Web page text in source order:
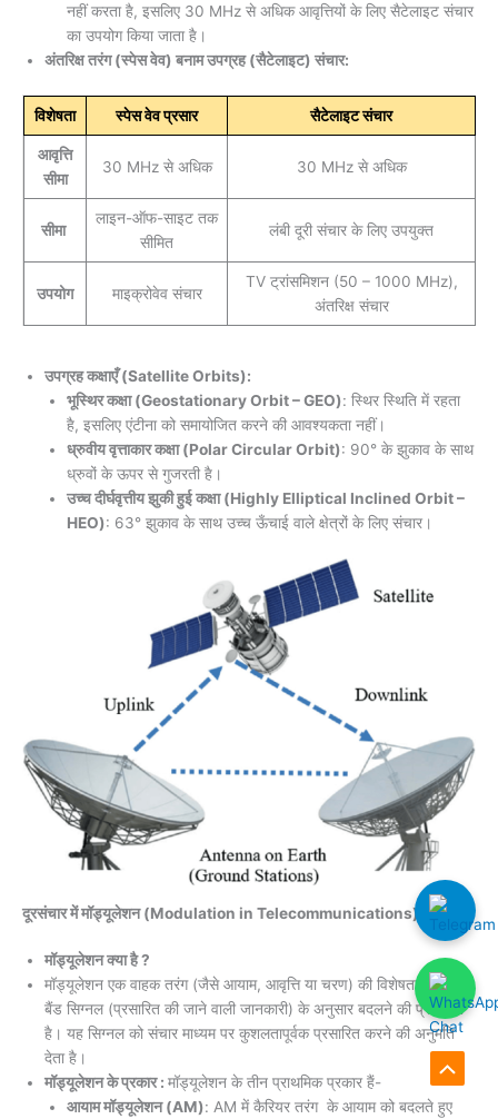
नहीं करता है, इसलिए 30 MHz से अधिक आवृत्तियों के लिए सैटेलाइट संचार
का उपयोग किया जाता है।
अंतरिक्ष तरंग (स्पेस वेव) बनाम उपग्रह (सैटेलाइट) संचार:
विशेषता स्पेस वेव प्रसार सैटेलाइट संचार
आवृत्ति
सीमा
30 MHz से अधिक 30 MHz से अधिक
सीमा
लाइन-ऑफ-साइट तक
सीमित
लंबी दूरी संचार के लिए उपयुक्त
उपयोग माइक्रोवेव संचार
TV ट्रांसमिशन (50 – 1000 MHz),
अंतरिक्ष संचार
उपग्रह कक्षाएँ (Satellite Orbits):
भूस्थिर कक्षा (Geostationary Orbit – GEO): स्थिर स्थिति में रहता
है, इसलिए एंटीना को समायोजित करने की आवश्यकता नहीं।
ध्रुवीय वृत्ताकार कक्षा (Polar Circular Orbit): 90° के झुकाव के साथ
ध्रुवों के ऊपर से गुजरती है।
उच्च दीर्घवृत्तीय झुकी हुई कक्षा (Highly Elliptical Inclined Orbit –
HEO): 63° झुकाव के साथ उच्च ऊँचाई वाले क्षेत्रों के लिए संचार।
दूरसंचार में मॉड्यूलेशन (Modulation in Telecommunications)
मॉड्यूलेशन क्या है ?
मॉड्यूलेशन एक वाहक तरंग (जैसे आयाम, आवृत्ति या चरण) की विशेषताओं को बेस
बैंड सिग्नल (प्रसारित की जाने वाली जानकारी) के अनुसार बदलने की प्रक्रिया
है। यह सिग्नल को संचार माध्यम पर कुशलतापूर्वक प्रसारित करने की अनुमति
देता है।
मॉड्यूलेशन के प्रकार : मॉड्यूलेशन के तीन प्राथमिक प्रकार हैं-
आयाम मॉड्यूलेशन (AM): AM में कैरियर तरंग के आयाम को बदलते हुए
Scroll